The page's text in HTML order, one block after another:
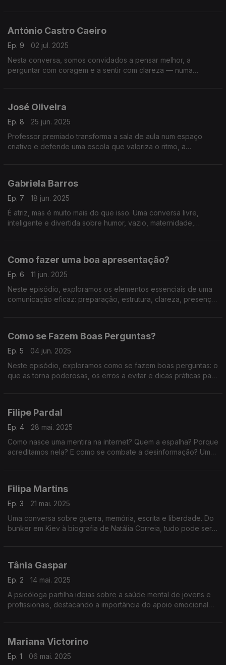
António Castro Caeiro
Ep. 9
02 jul. 2025
Nesta conversa, somos convidados a pensar melhor, a
perguntar com coragem e a sentir com clareza — numa
José Oliveira
Ep. 8
25 jun. 2025
Professor premiado transforma a sala de aula num espaço
criativo e defende uma escola que valoriza o ritmo, a
Gabriela Barros
Ep. 7
18 jun. 2025
É atriz, mas é muito mais do que isso. Uma conversa livre,
inteligente e divertida sobre humor, vazio, maternidade,
Como fazer uma boa apresentação?
Ep. 6
11 jun. 2025
Neste episódio, exploramos os elementos essenciais de uma
comunicação eficaz: preparação, estrutura, clareza, presença
Como se Fazem Boas Perguntas?
Ep. 5
04 jun. 2025
Neste episódio, exploramos como se fazem boas perguntas: o
que as torna poderosas, os erros a evitar e dicas práticas para
Filipe Pardal
Ep. 4
28 mai. 2025
Como nasce uma mentira na internet? Quem a espalha? Porque
acreditamos nela? E como se combate a desinformação? Um
Filipa Martins
Ep. 3
21 mai. 2025
Uma conversa sobre guerra, memória, escrita e liberdade. Do
bunker em Kiev à biografia de Natália Correia, tudo pode ser
Tânia Gaspar
Ep. 2
14 mai. 2025
A psicóloga partilha ideias sobre a saúde mental de jovens e
profissionais, destacando a importância do apoio emocional
Mariana Victorino
Ep. 1 06 mai. 2025